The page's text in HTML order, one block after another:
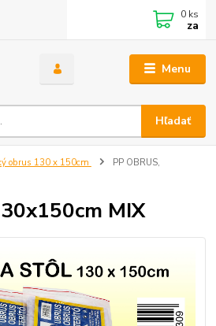
Menu
Hľadať
0 ks
za
obrus 130 x 150cm
PP OBRUS,
MIX